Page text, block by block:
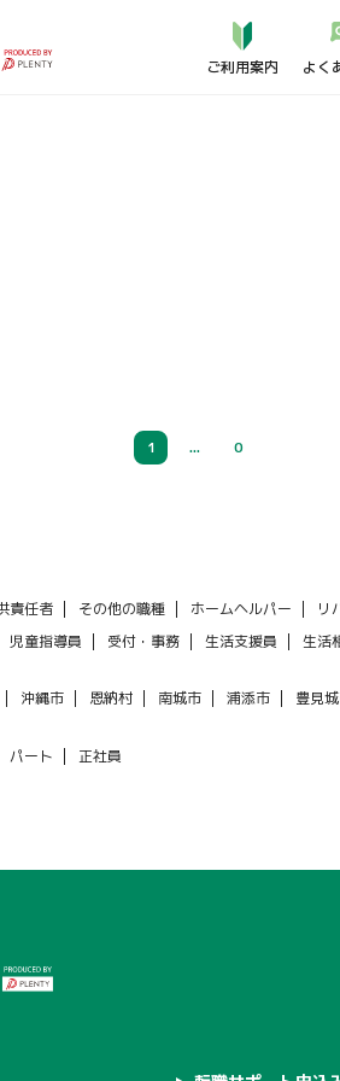
ご利用案内 よく
1 ... 0
責任者 その他の職種 ホームヘルパー リ
児童指導員 受付・事務 生活支援員 生活
沖縄市 恩納村 南城市 浦添市 豊見
パート 正社員